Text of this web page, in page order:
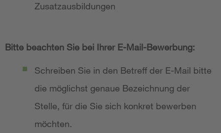
Zusatzausbildungen
Bitte beachten Sie bei Ihrer E-Mail-Bewerbung:
Schreiben Sie in den Betreff der E-Mail bitte
die möglichst genaue Bezeichnung der
Stelle, für die Sie sich konkret bewerben
möchten.